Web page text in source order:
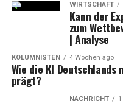
WIRTSCHAFT
Kann der
zum
| Analyse
KOLUMNISTEN 4 Wochen ago
Wie die KI Deutschlands
prägt?
NACHRICHT